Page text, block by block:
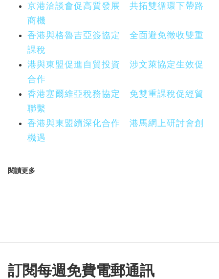
京港洽談會促高質發展 共拓雙循環下帶路
商機
香港與格魯吉亞簽協定 全面避免徵收雙重
課稅
港與東盟促進自貿投資 涉文萊協定生效促
合作
香港塞爾維亞稅務協定 免雙重課稅促經貿
聯繫
香港與東盟續深化合作 港馬網上研討會創
機遇
閱讀更多
訂閱每週免費電郵通訊